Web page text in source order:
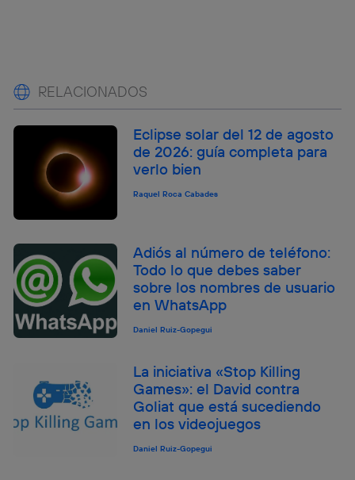
RELACIONADOS
Eclipse solar del 12 de agosto
de 2026: guía completa para
verlo bien
Raquel Roca Cabades
Adiós al número de teléfono:
Todo lo que debes saber
sobre los nombres de usuario
en WhatsApp
Daniel Ruiz-Gopegui
La iniciativa «Stop Killing
Games»: el David contra
Goliat que está sucediendo
en los videojuegos
Daniel Ruiz-Gopegui